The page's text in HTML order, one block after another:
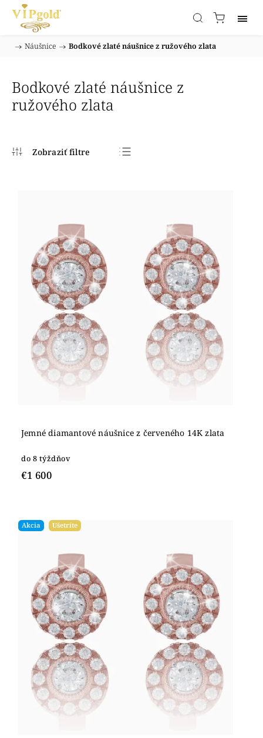
/ Náušnice / Bodkové zlaté náušnice z ružového zlata
Bodkové zlaté náušnice z
ružového zlata
Abecedne
Jemné diamantové náušnice z červeného 14K zlata
do 8 týždňov
€1 600
Akcia Ušetríte